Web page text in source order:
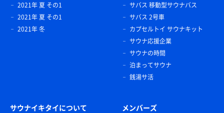
2021年 夏 その1
2021年 夏 その1
2021年 冬
サバス 移動型サウナバス
サバス 2号車
カプセルトイ サウナキット
サウナ応援企業
サウナの時間
泊まってサウナ
銭湯サ活
サウナイキタイについて メンバーズ